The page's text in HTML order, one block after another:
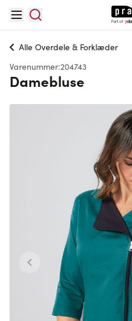
Alle Overdele & Forklæder
Varenummer:204743
Damebluse